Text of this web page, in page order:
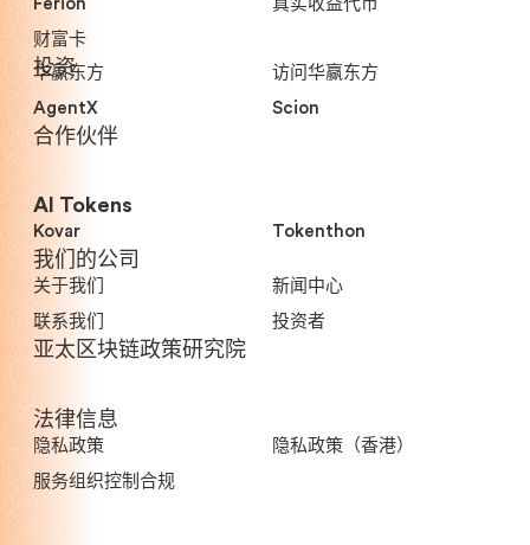
Ferion
真实收益代币
财富卡
投资
华赢东方
访问华赢东方
AgentX
Scion
合作伙伴
AI Tokens
Kovar Tokenthon
我们的公司
关于我们
新闻中心
联系我们
投资者
亚太区块链政策研究院
法律信息
隐私政策
隐私政策（香港）
服务组织控制合规